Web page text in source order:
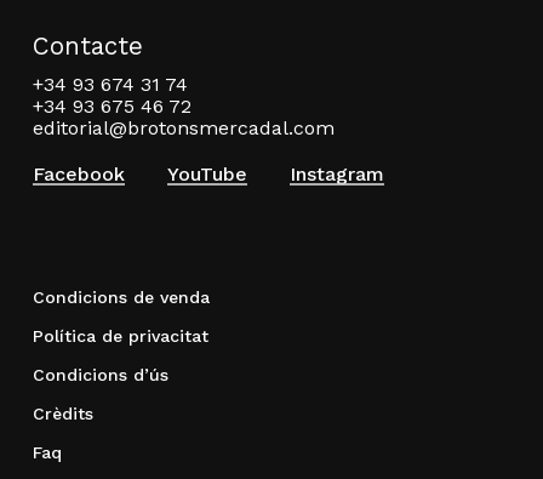
Contacte
+34 93 674 31 74
+34 93 675 46 72
editorial@brotonsmercadal.com
Facebook
YouTube Instagram
Condicions de venda
Política de privacitat
Condicions d’ús
Crèdits
Faq